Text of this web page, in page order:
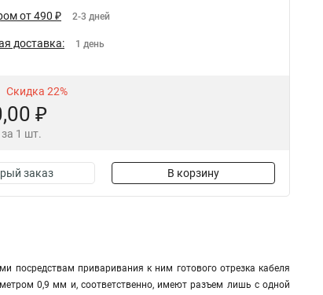
от 490 ₽ 2-3 дней
доставка: 1 день
Скидка 22%
₽
1 шт.
заказ В корзину
посредствам приваривания к ним готового отрезка кабеля
0,9 мм и, соответственно, имеют разъем лишь с одной